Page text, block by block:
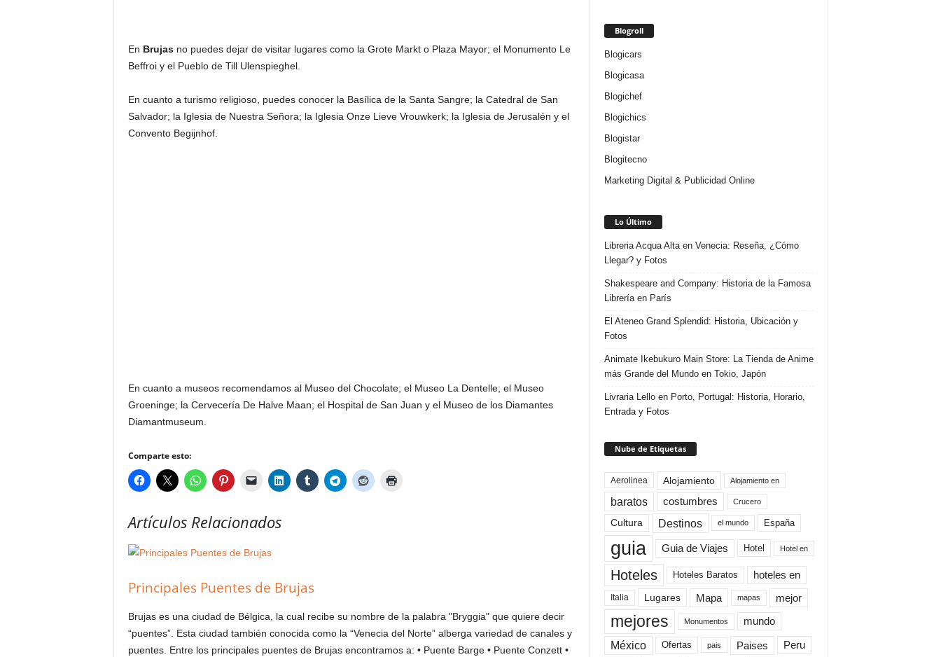
En Brujasno puedes dejar de visitar lugares como la Grote Markt o Plaza Mayor; el Monumento Le
Beffroi y el Pueblo de Till Ulenspieghel.
En cuanto a turismo religioso, puedes conocer la Basílica de la Santa Sangre; la Catedral de San
Salvador; la Iglesia de Nuestra Señora; la Iglesia Onze Lieve Vrouwkerk; la Iglesia de Jerusalén y el
Convento Begijnhof.
En cuanto a museos recomendamos al Museo del Chocolate; el Museo La Dentelle; el Museo
Groeninge; la Cervecería De Halve Maan; el Hospital de San Juan y el Museo de los Diamantes
Diamantmuseum.
Comparte esto:
Artículos Relacionados
Principales Puentes de Brujas
Brujas es una ciudad de Bélgica, la cual recibe su nombre de la palabra "Bryggia" que quiere decir
“puentes”. Esta ciudad también conocida como la “Venecia del Norte” alberga variedad de canales y
puentes. Entre los principales puentes de Brujas encontramos a: • Puente Barge • Puente Conzett •
Blogroll
Blogicars
Blogicasa
Blogichef
Blogichics
Blogistar
Blogitecno
Marketing Digital & Publicidad Online
Lo Último
Libreria Acqua Alta en Venecia: Reseña, ¿Cómo
Llegar? y Fotos
Shakespeare and Company: Historia de la Famosa
Librería en París
El Ateneo Grand Splendid: Historia, Ubicación y
Fotos
Animate Ikebukuro Main Store: La Tienda de Anime
más Grande del Mundo en Tokio, Japón
Livraria Lello en Porto, Portugal: Historia, Horario,
Entrada y Fotos
Nube de Etiquetas
Aerolinea Alojamiento Alojamiento en
baratos costumbres Crucero
Cultura Destinos el mundo España
guia Guia de Viajes Hotel Hotel en
Hoteles Hoteles Baratos hoteles en
Italia Lugares Mapa mapas mejor
mejores Monumentos mundo
México Ofertas pais Paises Peru